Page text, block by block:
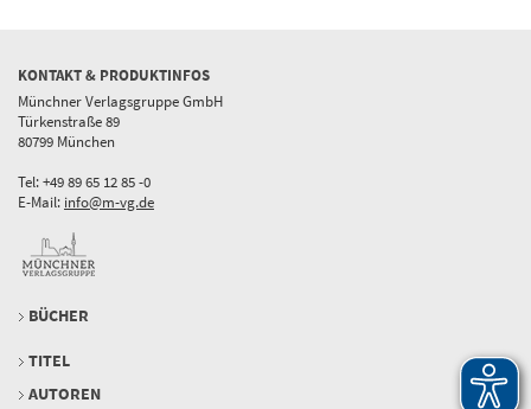
KONTAKT & PRODUKTINFOS
Münchner Verlagsgruppe GmbH
Türkenstraße 89
80799 München
Tel: +49 89 65 12 85 -0
E-Mail: info@m-vg.de
BÜCHER
TITEL
AUTOREN